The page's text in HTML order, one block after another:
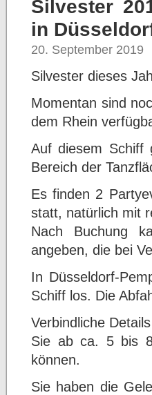
Silvester
in
20. September 2019
Silvester dieses
Momentan sind
dem Rhein
Auf diesem
Bereich der
Es finden 2
statt, natürlich mit
Nach Buchung
angeben, die bei
In Düsseldorf-
Schiff los. Die
Verbindliche
Sie ab ca. 5 bis
können.
Sie haben die